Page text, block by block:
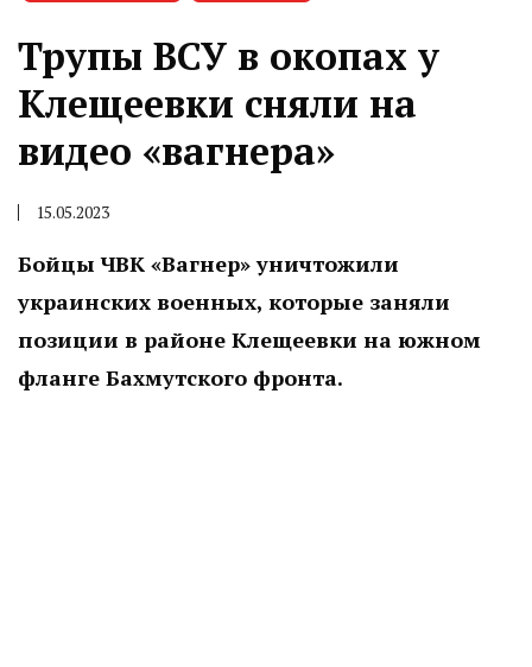
Трупы ВСУ в окопах у
Клещеевки сняли на
видео «вагнера»
15.05.2023
Бойцы ЧВК «Вагнер» уничтожили
украинских военных, которые заняли
позиции в районе Клещеевки на южном
фланге Бахмутского фронта.